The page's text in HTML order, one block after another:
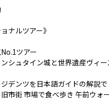
ナルツアー》
ツアー
シュタイン城と世界遺産ヴィ
デンツを日本語ガイドの解説で
市街 市場で食べ歩き 午前ウォ